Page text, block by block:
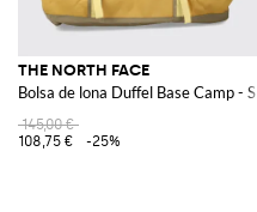
THE NORTH FACE
Bolsa de lona Duffel Base Camp - S
145,00 €
108,75 €
-25%